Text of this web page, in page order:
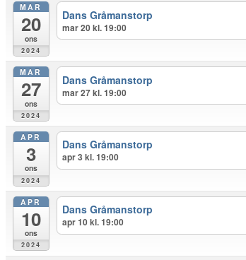
MAR
20
ons
2024
Dans Gråmanstorp
mar 20 kl. 19:00
MAR
27
ons
2024
Dans Gråmanstorp
mar 27 kl. 19:00
APR
3
ons
2024
Dans Gråmanstorp
apr 3 kl. 19:00
APR
10
ons
2024
Dans Gråmanstorp
apr 10 kl. 19:00